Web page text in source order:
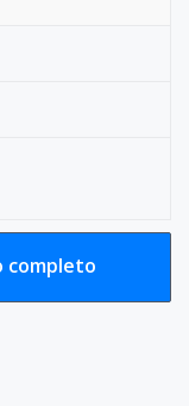
completo